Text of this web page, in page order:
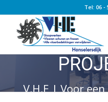
Tel: 06 -
V.H.E | Voor